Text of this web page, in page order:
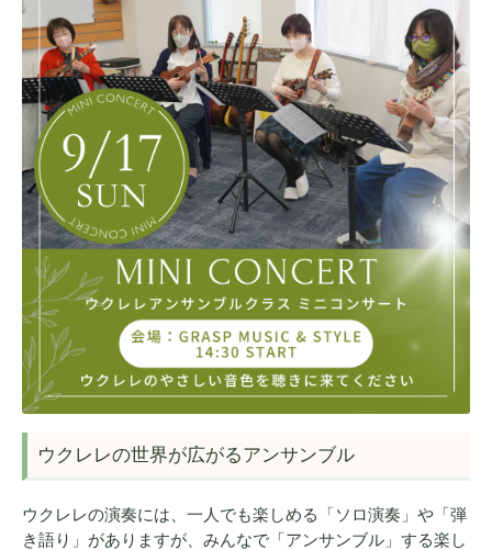
ウクレレの世界が広がるアンサンブル
ウクレレの演奏には、一人でも楽しめる「ソロ演奏」や「弾
き語り」がありますが、みんなで「アンサンブル」する楽し